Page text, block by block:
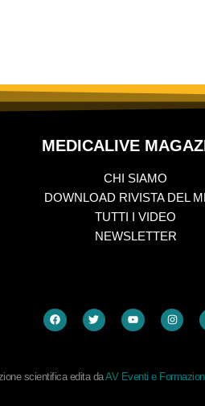
MEDICALIVE
CHI SIAMO
DOWNLOAD RIVISTA DEL
TUTTI I VIDEO
NEWSLETTER
scientifica edita daAV Eventi e